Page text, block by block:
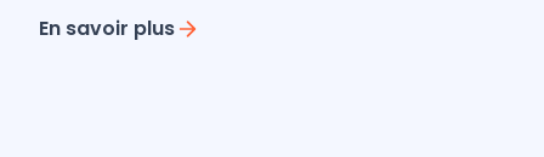
En savoir plus